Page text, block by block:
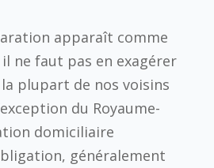
apparaît comme
ne faut pas en exagérer
plupart de nos voisins
du Royaume-
domiciliaire
généralement